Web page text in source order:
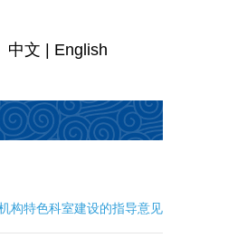
中文 English
构特色科室建设的指导意见